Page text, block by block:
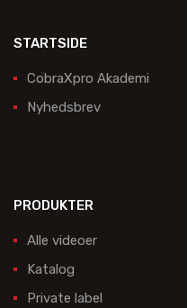
STARTSIDE
CobraXpro Akademi
Nyhedsbrev
PRODUKTER
Alle videoer
Katalog
Private label